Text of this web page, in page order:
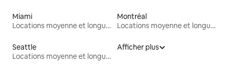
Miami
Locations moyenne et longue durée
Montréal
Locations moyenne et longue durée
Seattle
Locations moyenne et longue durée
Afficher plus